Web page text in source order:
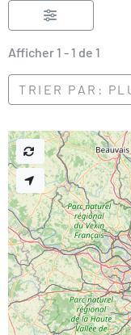
Afficher 1 - 1 de 1
TRIER PAR: